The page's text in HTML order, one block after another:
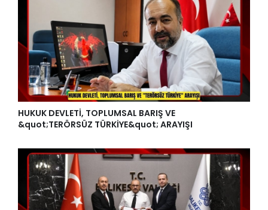
HUKUK DEVLETİ, TOPLUMSAL BARIŞ VE
&quot;TERÖRSÜZ TÜRKİYE&quot; ARAYIŞI